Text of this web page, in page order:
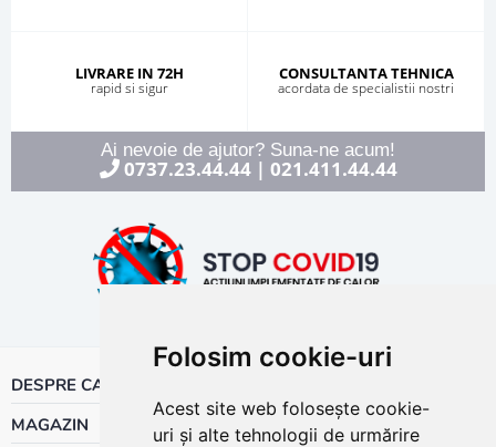
Folosim cookie-uri
Acest site web folosește cookie-
uri și alte tehnologii de urmărire
LIVRARE IN 72H
rapid si sigur
CONSULTANTA TEHNICA
acordata de specialistii nostri
Ai nevoie de ajutor? Suna-ne acum!
0737.23.44.44| 021.411.44.44
DESPRE CALOR
MAGAZIN